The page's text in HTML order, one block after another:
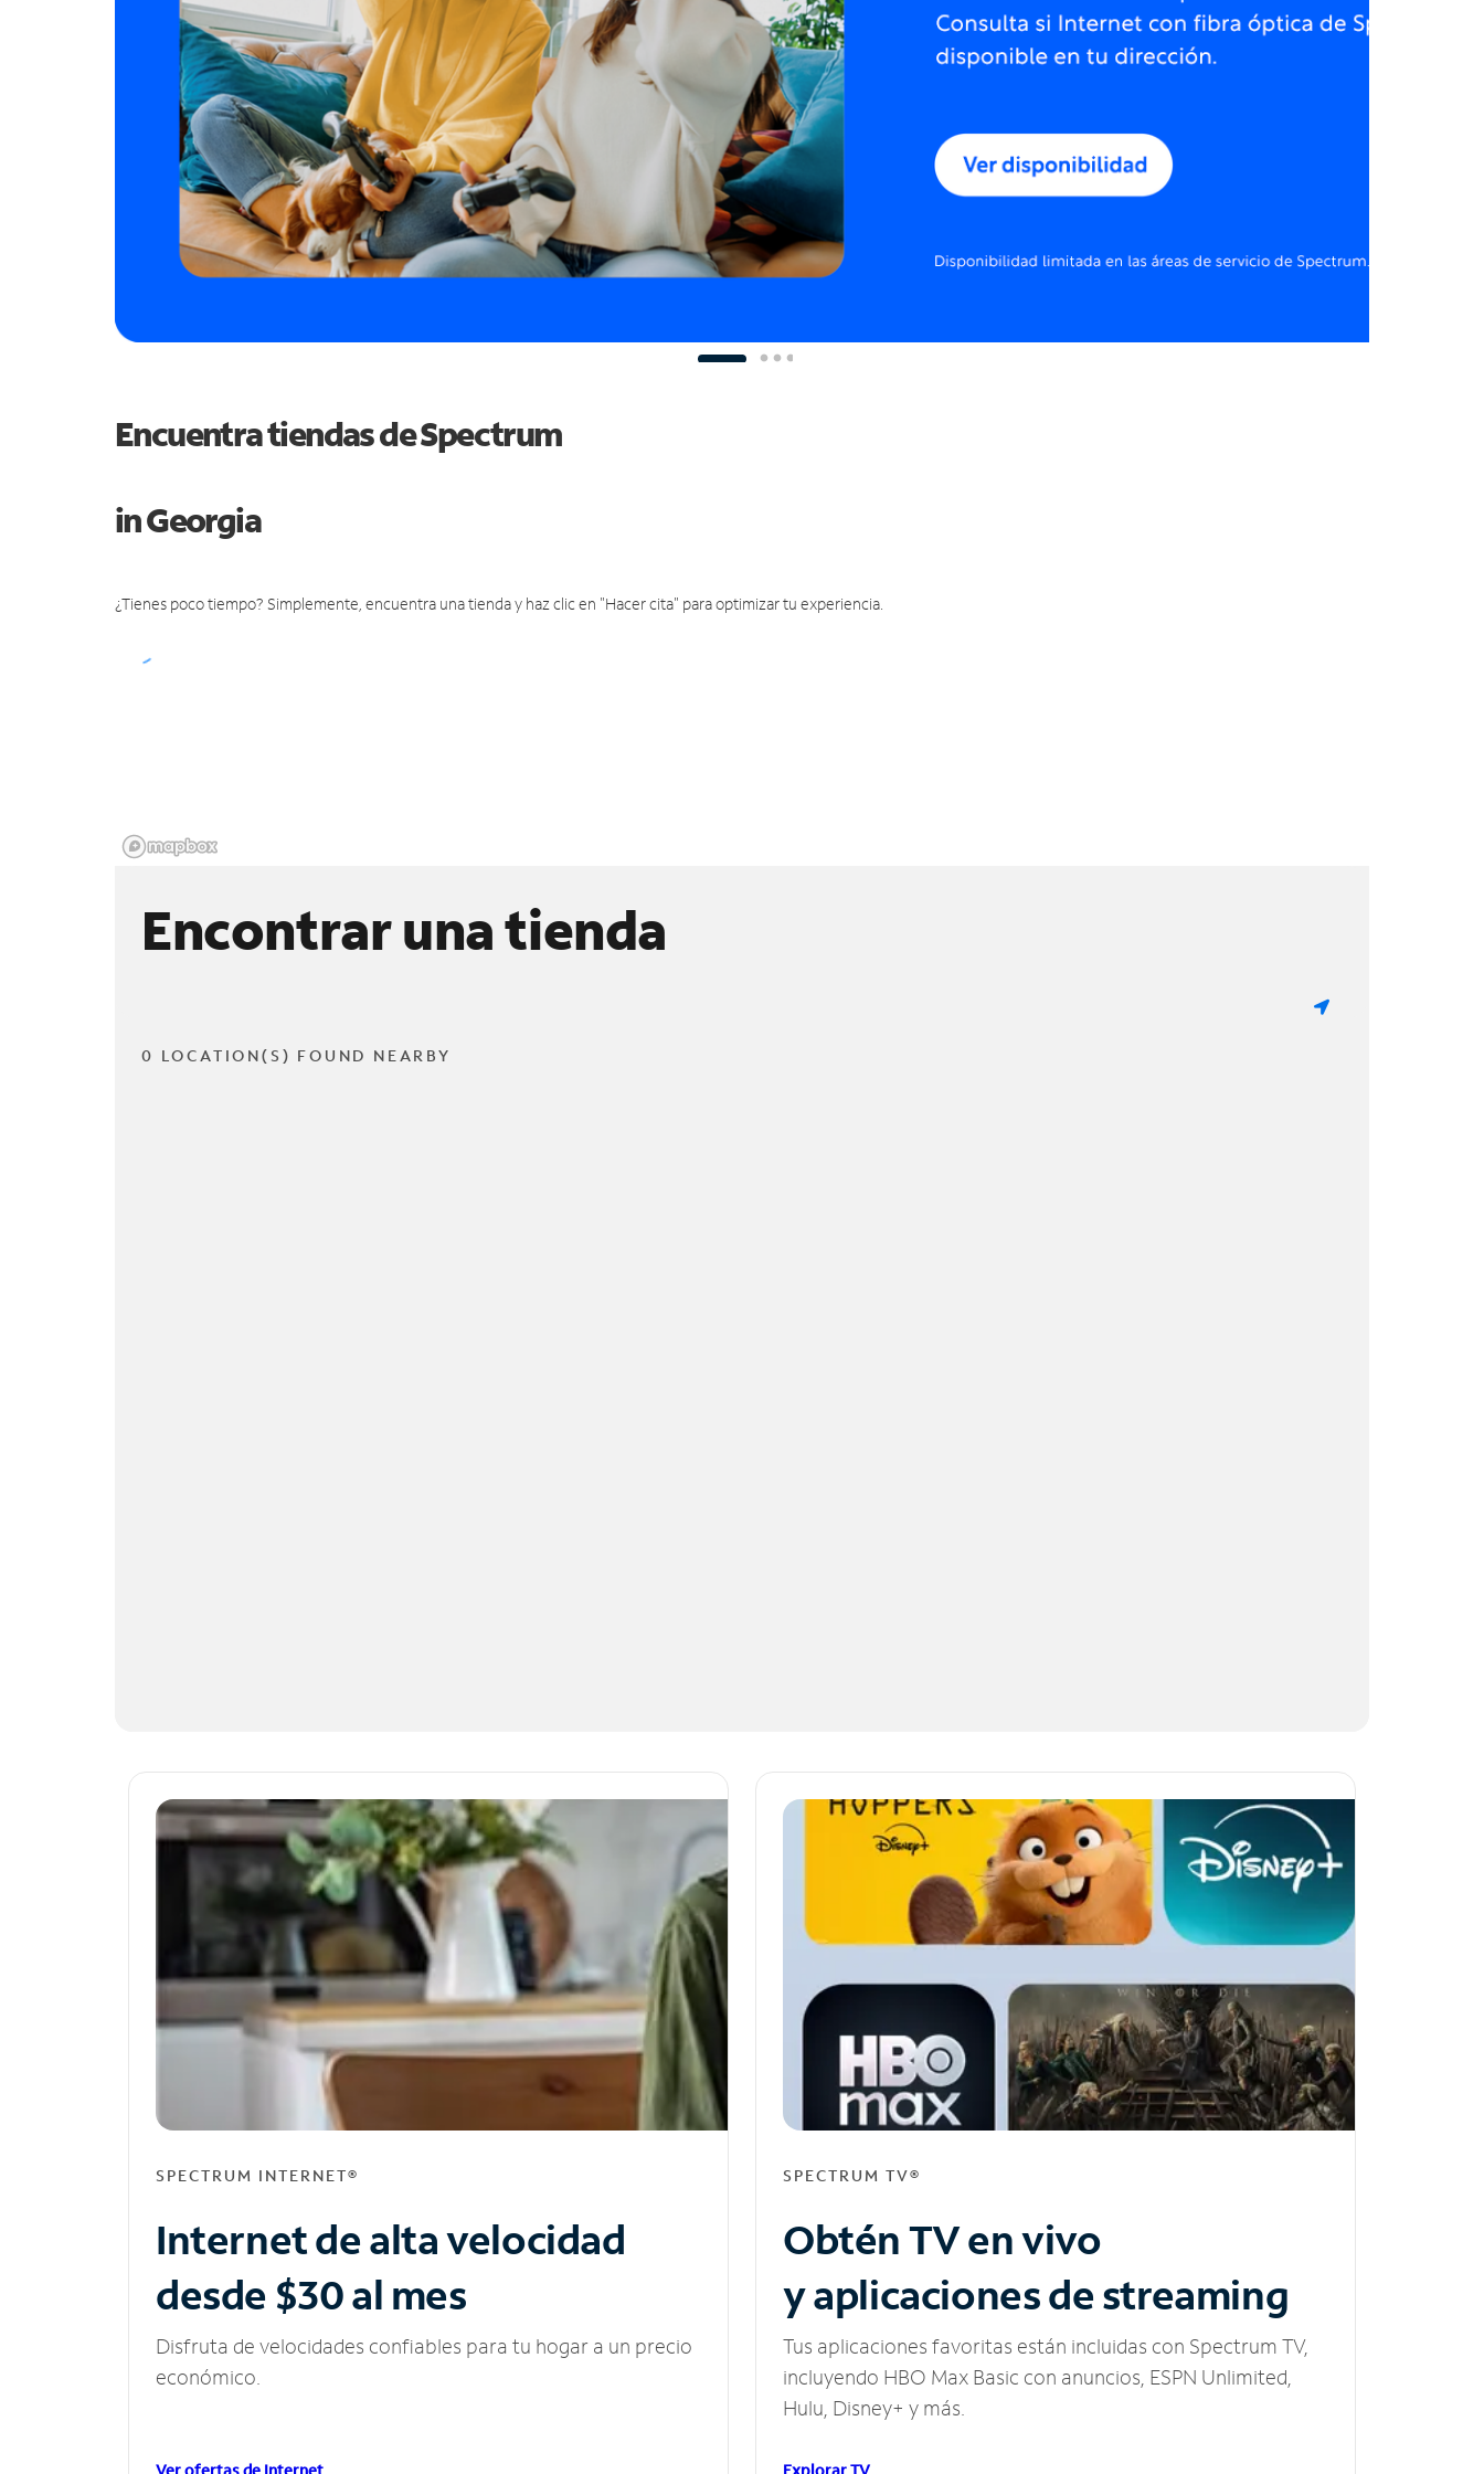
Encuentra tiendas de Spectrum
in Georgia
¿Tienes poco tiempo? Simplemente, encuentra una tienda y haz clic en "Hacer cita" para optimizar tu experiencia.
Encontrar una tienda
0 LOCATION(S) FOUND NEARBY
SPECTRUM INTERNET®
Internet de alta velocidad
desde $30 al mes
Disfruta de velocidades confiables para tu hogar a un precio
económico.
SPECTRUM TV®
Obtén TV en vivo
y aplicaciones de streaming
Tus aplicaciones favoritas están incluidas con Spectrum TV,
incluyendo HBO Max Basic con anuncios, ESPN Unlimited,
Hulu, Disney+ y más.